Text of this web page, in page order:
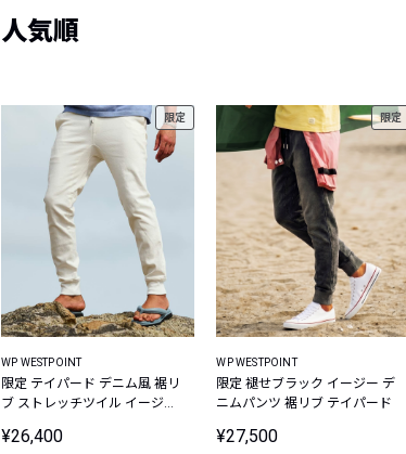
人気順
限定
WP WESTPOINT
限定 テイパード デニム風 裾リ
ブ ストレッチツイル イージー
¥26,400
限定
WP WESTPOINT
限定 褪せブラック イージー デ
ニムパンツ 裾リブ テイパード
¥27,500